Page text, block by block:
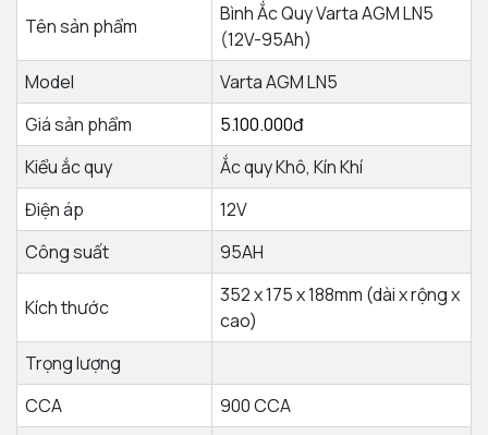
Tên sản phẩm
Bình Ắc Quy Varta AGM LN5
(12V-95Ah)
Model
Varta AGM LN5
Giá sản phẩm
5.100.000đ
Kiểu ắc quy
Ắc quy Khô, Kín Khí
Điện áp
12V
Công suất
95AH
Kích thước
352 x 175 x 188mm (dài x rộng x
cao)
Trọng lượng
CCA
900 CCA